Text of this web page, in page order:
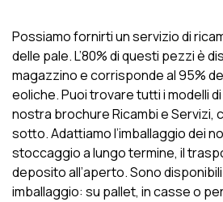
Possiamo fornirti un servizio di
delle pale. L’80% di questi pezzi è
magazzino e corrisponde al 95%
eoliche. Puoi trovare tutti i modelli
nostra brochure Ricambi e Servizi,
sotto. Adattiamo l’imballaggio dei
stoccaggio a lungo termine, il
deposito all’aperto. Sono
imballaggio: su pallet, in casse o